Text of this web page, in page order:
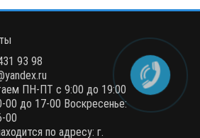
93 98
ПН-ПТ с 9:00 до 19:00
00 до 17-00 Воскресенье:
00
по адресу: г.